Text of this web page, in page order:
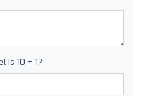
is 10 + 1?